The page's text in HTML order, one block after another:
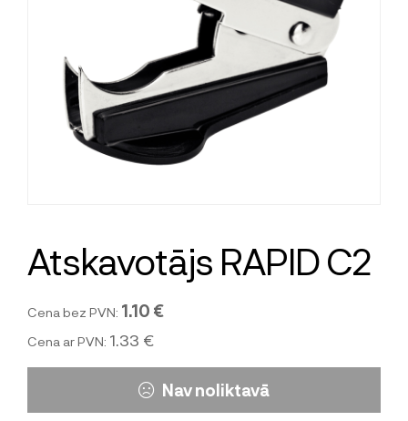
Atskavotājs RAPID C2
Cena bez PVN: 1.10 €
Cena ar PVN: 1.33 €
Nav noliktavā